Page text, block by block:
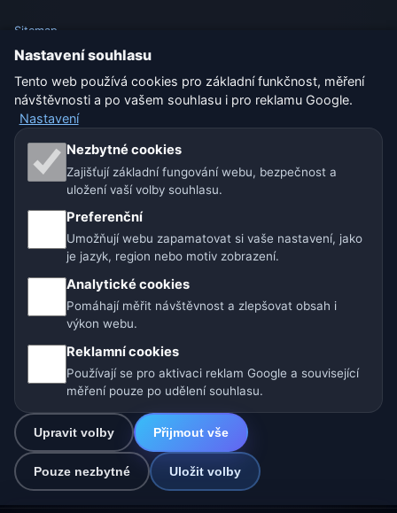
Sitemap
Nastavení
Naše weby o počasí:
🇨🇿 Česko 🇭🇷 Chorvatsko 🇧🇬 Bulharsko
🇩🇪🇦🇹🇨🇭 Německo / Rakousko / Švýcarsko
🌎 Latinská Amerika a Španělsko
🇮🇳 Jižní a jihovýchodní Asie
Provozovatel: Spolek Minizoo.cz z.s. | IČO: 21135550 |
info@pocasi.online
© 2026 Počasí Online · Meteorologická data: MET Norway · Open-
Meteo. Výstrahy počasí: ČHMÚ.
Nastavení souhlasu
Tento web používá cookies pro základní funkčnost, měření
návštěvnosti a po vašem souhlasu i pro reklamu Google.
Nastavení
Nezbytné cookies
Zajišťují základní fungování webu, bezpečnost a
uložení vaší volby souhlasu.
Preferenční
Umožňují webu zapamatovat si vaše nastavení, jako
je jazyk, region nebo motiv zobrazení.
Analytické cookies
Pomáhají měřit návštěvnost a zlepšovat obsah i
výkon webu.
Reklamní cookies
Používají se pro aktivaci reklam Google a související
měření pouze po udělení souhlasu.
Upravit volby Přijmout vše
Pouze nezbytné Uložit volby